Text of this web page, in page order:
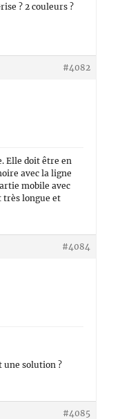
? 2 couleurs ?
#4082
Elle doit être en
avec la ligne
mobile avec
très longue et
#4084
une solution ?
#4085